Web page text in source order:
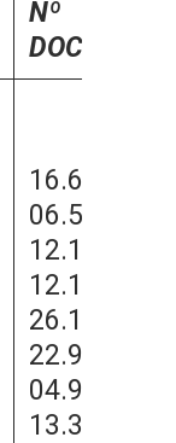
Nº
16.620.841
06.514.398
12.173.937
12.173.904
26.132.958
22.921.263
04.925.309
13.387.835